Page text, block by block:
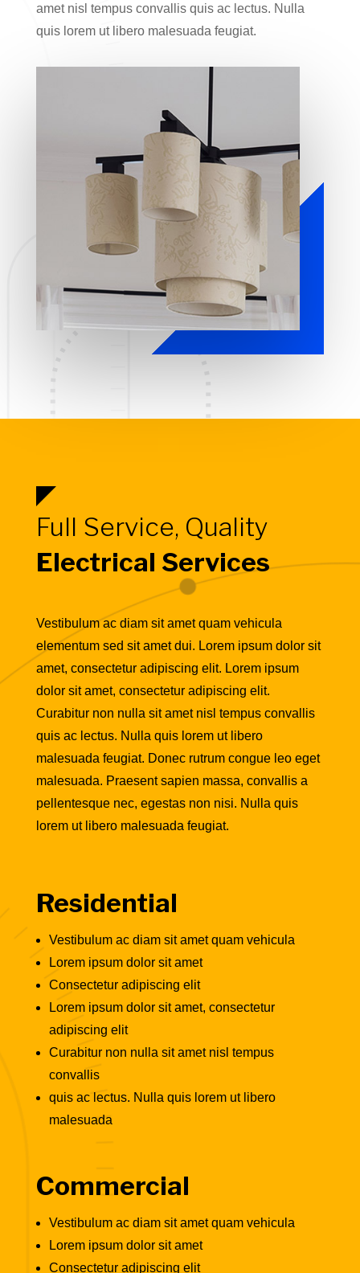
amet nisl tempus convallis quis ac lectus. Nulla
quis lorem ut libero malesuada feugiat.
Full Service, Quality
Electrical Services
Vestibulum ac diam sit amet quam vehicula
elementum sed sit amet dui. Lorem ipsum dolor sit
amet, consectetur adipiscing elit. Lorem ipsum
dolor sit amet, consectetur adipiscing elit.
Curabitur non nulla sit amet nisl tempus convallis
quis ac lectus. Nulla quis lorem ut libero
malesuada feugiat. Donec rutrum congue leo eget
malesuada. Praesent sapien massa, convallis a
pellentesque nec, egestas non nisi. Nulla quis
lorem ut libero malesuada feugiat.
Residential
Vestibulum ac diam sit amet quam vehicula
Lorem ipsum dolor sit amet
Consectetur adipiscing elit
Lorem ipsum dolor sit amet, consectetur
adipiscing elit
Curabitur non nulla sit amet nisl tempus
convallis
quis ac lectus. Nulla quis lorem ut libero
malesuada
Commercial
Vestibulum ac diam sit amet quam vehicula
Lorem ipsum dolor sit amet
Consectetur adipiscing elit